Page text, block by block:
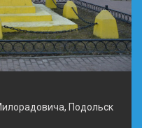
Подольск